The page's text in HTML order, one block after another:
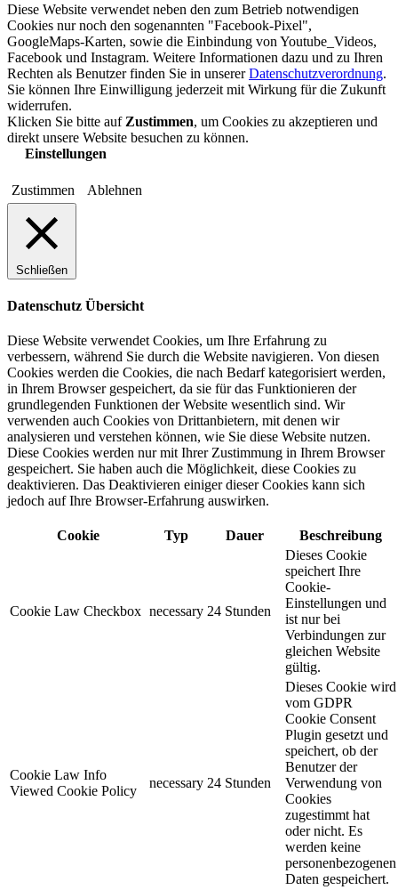
Diese Website verwendet neben den zum Betrieb notwendigen
Cookies nur noch den sogenannten "Facebook-Pixel",
GoogleMaps-Karten, sowie die Einbindung von Youtube_Videos,
Facebook und Instagram. Weitere Informationen dazu und zu Ihren
Rechten als Benutzer finden Sie in unsererDatenschutzverordnung.
Sie können Ihre Einwilligung jederzeit mit Wirkung für die Zukunft
widerrufen.
Klicken Sie bitte auf Zustimmen, um Cookies zu akzeptieren und
direkt unsere Website besuchen zu können.
Einstellungen
Zustimmen Ablehnen
Schließen
Datenschutz Übersicht
Diese Website verwendet Cookies, um Ihre Erfahrung zu
verbessern, während Sie durch die Website navigieren. Von diesen
Cookies werden die Cookies, die nach Bedarf kategorisiert werden,
in Ihrem Browser gespeichert, da sie für das Funktionieren der
grundlegenden Funktionen der Website wesentlich sind. Wir
verwenden auch Cookies von Drittanbietern, mit denen wir
analysieren und verstehen können, wie Sie diese Website nutzen.
Diese Cookies werden nur mit Ihrer Zustimmung in Ihrem Browser
gespeichert. Sie haben auch die Möglichkeit, diese Cookies zu
deaktivieren. Das Deaktivieren einiger dieser Cookies kann sich
jedoch auf Ihre Browser-Erfahrung auswirken.
Cookie Typ Dauer Beschreibung
Cookie Law Checkbox necessary 24 Stunden
Dieses Cookie
speichert Ihre
Cookie-
Einstellungen und
ist nur bei
Verbindungen zur
gleichen Website
gültig.
Cookie Law Info
Viewed Cookie Policy
necessary 24 Stunden
Dieses Cookie wird
vom GDPR
Cookie Consent
Plugin gesetzt und
speichert, ob der
Benutzer der
Verwendung von
Cookies
zugestimmt hat
oder nicht. Es
werden keine
personenbezogenen
Daten gespeichert.